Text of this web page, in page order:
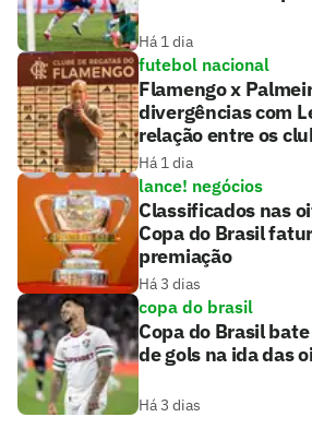
Há 1 dia
futebol nacional
Flamengo x
divergências com
relação entre os
Há 1 dia
lance! negócios
Classificados nas
Copa do Brasil
premiação
Há 3 dias
copa do brasil
Copa do Brasil
de gols na ida das
Há 3 dias